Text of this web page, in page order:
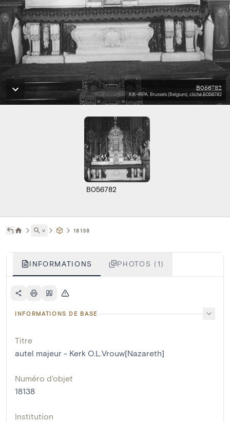
B056782
KIK-IRPA, Brussels (Belgium), cliché B056782
B056782
˅ 18138
INFORMATIONS PHOTOS (1)
INFORMATIONS DE BASE
Titre
autel majeur - Kerk O.L.Vrouw[Nazareth]
Numéro d'objet
18138
Institution